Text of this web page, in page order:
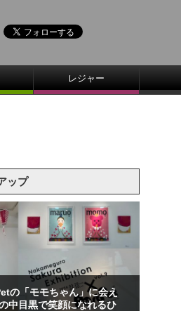
レジャー
ップ
の「モモちゃん」に会え
中目黒で笑顔になれるひ